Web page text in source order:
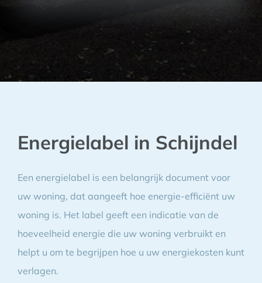
Energielabel in Schijndel
Een energielabel is een belangrijk document voor
uw woning, dat aangeeft hoe energie-efficiënt uw
woning is. Het label geeft een indicatie van de
hoeveelheid energie die uw woning verbruikt en
helpt u om te begrijpen hoe u uw energiekosten kunt
verlagen.